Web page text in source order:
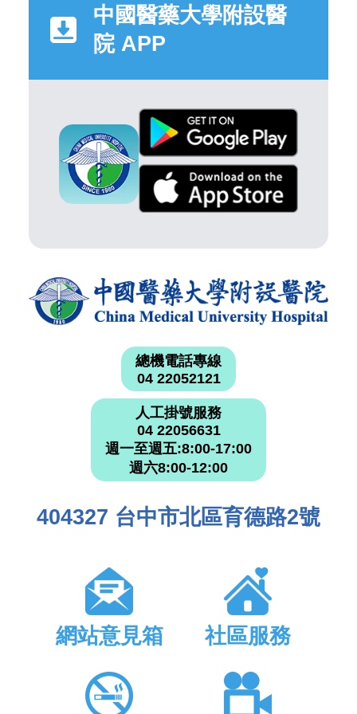
中國醫藥大學附設醫
院 APP
總機電話專線
04 22052121
人工掛號服務
04 22056631
週一至週五:8:00-17:00
週六8:00-12:00
404327 台中市北區育德路2號
網站意見箱 社區服務